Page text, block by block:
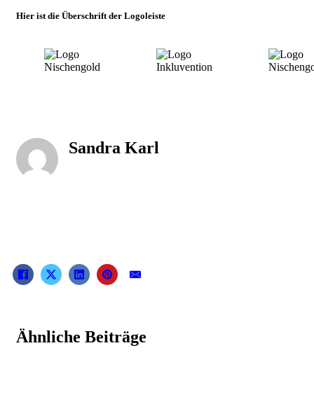
Hier ist die Überschrift der Logoleiste
Sandra Karl
Ähnliche Beiträge